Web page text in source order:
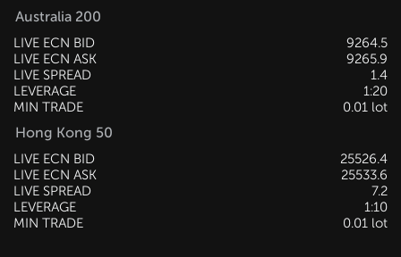
Australia 200
LIVE ECN BID
9263.5
LIVE ECN ASK
9264.9
LIVE SPREAD
1.4
LEVERAGE
1:20
MIN TRADE
0.01 lot
Hong Kong 50
LIVE ECN BID
25530.4
LIVE ECN ASK
25537.6
LIVE SPREAD
7.2
LEVERAGE
1:10
MIN TRADE
0.01 lot